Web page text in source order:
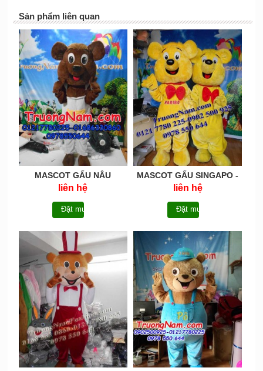
Sản phẩm liên quan
MASCOT GẤU NÂU
SINGAPOR-MCG016
liên hệ
Đặt mua
MASCOT GẤU SINGAPO -
MCG015
liên hệ
Đặt mua